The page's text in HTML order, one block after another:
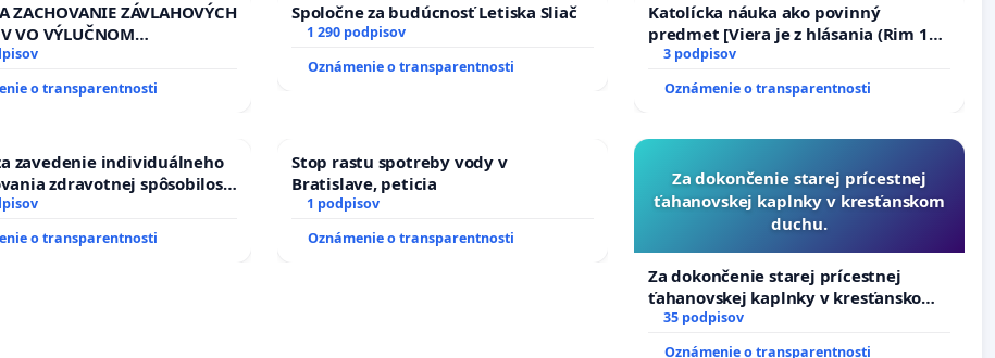
ZACHOVANIE ZÁVLAHOVÝCH
VO VÝLUČNOM
A POD KONTROLOU
REPUBLIKY & žiadosť na
zanedbaného stavu
o transparentnosti
Spoločne za budúcnosť Letiska Sliač
1 290 podpisov
Oznámenie o transparentnosti
Katolícka náuka ako povinný
predmet [Viera je z hlásania (Rim 10,
17)]
3 podpisov
Oznámenie o transparentnosti
zavedenie individuálneho
zdravotnej spôsobilosti
1. a 2. typu pri
do Policajného zboru SR
o transparentnosti
Stop rastu spotreby vody v
Bratislave, peticia
1 podpisov
Oznámenie o transparentnosti
Za dokončenie starej prícestnej
ťahanovskej kaplnky v kresťanskom
duchu.
Za dokončenie starej prícestnej
ťahanovskej kaplnky v kresťanskom
duchu.
35 podpisov
Oznámenie o transparentnosti